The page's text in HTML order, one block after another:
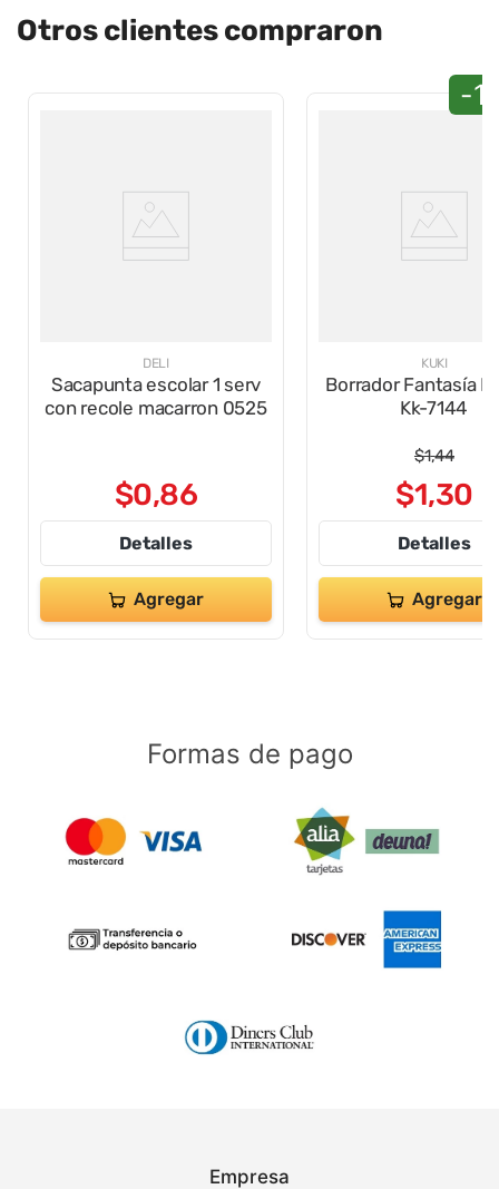
Otros clientes compraron
DELI
Sacapunta escolar 1 serv
con recole macarron 0525
$0,86
Detalles
Agregar
-
KUKI
Borrador Fantasía
Kk-7144
$1,44
$1,30
Detalles
Agregar
Formas de pago
Empresa